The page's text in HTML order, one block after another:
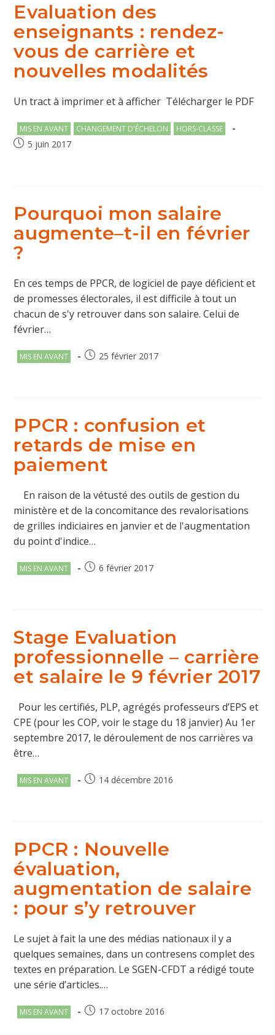
Evaluation des
enseignants : rendez-
vous de carrière et
nouvelles modalités
Un tract à imprimer et à afficher Télécharger le PDF
Post
category:
MIS EN AVANT CHANGEMENT D'ÉCHELON HORS-CLASSE
Publication
5 juin 2017
Pourquoi mon salaire
augmente–t-il en février
?
En ces temps de PPCR, de logiciel de paye déficient et
de promesses électorales, il est difficile à tout un
chacun de s'y retrouver dans son salaire. Celui de
février…
Post
MIS EN AVANT
Publication
25 février 2017
PPCR : confusion et
retards de mise en
paiement
En raison de la vétusté des outils de gestion du
ministère et de la concomitance des revalorisations
de grilles indiciaires en janvier et de l'augmentation
du point d'indice…
Post
MIS EN AVANT
Publication
6 février 2017
Stage Evaluation
professionnelle – carrière
et salaire le 9 février 2017
Pour les certifiés, PLP, agrégés professeurs d’EPS et
CPE (pour les COP, voir le stage du 18 janvier) Au 1er
septembre 2017, le déroulement de nos carrières va
être…
Post
MIS EN AVANT
Publication
14 décembre 2016
PPCR : Nouvelle
évaluation,
augmentation de salaire
: pour s’y retrouver
Le sujet à fait la une des médias nationaux il y a
quelques semaines, dans un contresens complet des
textes en préparation. Le SGEN-CFDT a rédigé toute
une série d’articles.…
Post
MIS EN AVANT
Publication
17 octobre 2016